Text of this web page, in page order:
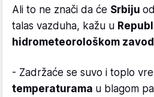
Ali to ne znači da će Srbiju
talas vazduha, kažu u
hidrometeorološkom
- Zadržaće se suvo i toplo
temperaturama u blagom